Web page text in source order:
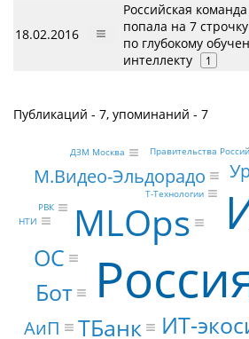
18.02.2016
Российская
попала на 7
по глубокому
интеллекту
1
Публикаций - 7, упоминаний - 7
MLOps
ТБанк ИТ-
ОС
Бот
АиП
М.Видео-Эльдорадо
Т-Технологии
РВК
НТИ
Правительства
ДЗМ Москва